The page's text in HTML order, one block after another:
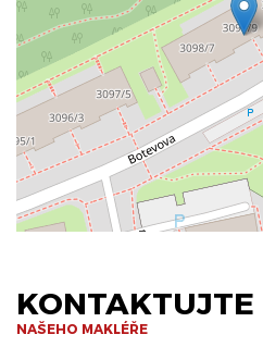
KONTAKTUJTE
NAŠEHO MAKLÉŘE